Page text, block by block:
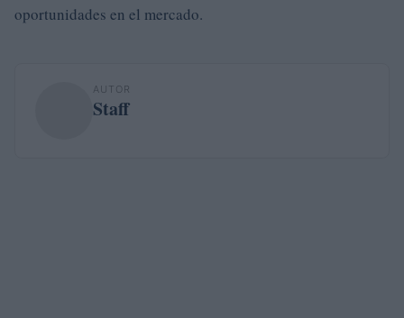
oportunidades en el mercado.
AUTOR
Staff